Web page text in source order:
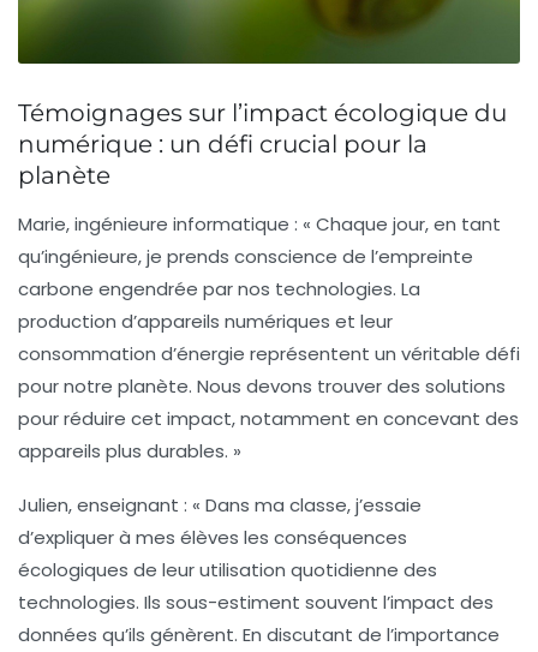
Témoignages sur l’impact écologique du
numérique : un défi crucial pour la
planète
Marie, ingénieure informatique : « Chaque jour, en tant
qu’ingénieure, je prends conscience de l’empreinte
carbone engendrée par nos technologies. La
production d’appareils numériques et leur
consommation d’énergie représentent un véritable défi
pour notre planète. Nous devons trouver des solutions
pour réduire cet impact, notamment en concevant des
appareils plus durables. »
Julien, enseignant : « Dans ma classe, j’essaie
d’expliquer à mes élèves les conséquences
écologiques de leur utilisation quotidienne des
technologies. Ils sous-estiment souvent l’impact des
données qu’ils génèrent. En discutant de l’importance